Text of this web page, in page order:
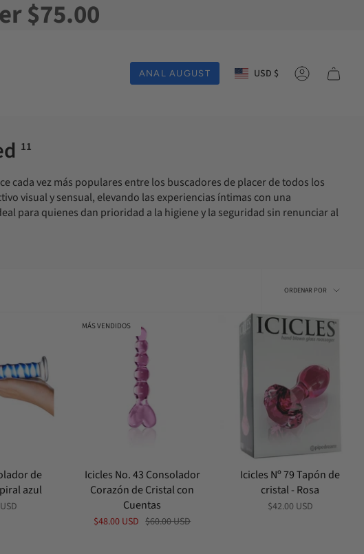
$75.00
ANAL AUGUST Moneda
USD $ Cuenta
11
cada vez más populares entre los buscadores de placer de todos los
visual y sensual, elevando las experiencias íntimas con una
para quienes dan prioridad a la higiene y la seguridad sin renunciar al
por
ORDENAR POR
de
azul
MÁS VENDIDOS
Icicles No. 43 Consolador
Corazón de Cristal con
Cuentas
$48.00 USD $60.00 USD
Icicles Nº 79 Tapón de
cristal - Rosa
$42.00 USD